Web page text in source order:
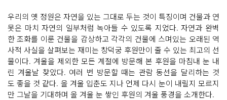
우리의 옛 정원은 자연을 있는 그대로 두는 것이 특징이며 건물과 연
못은 마치 자연의 일부처럼 녹아들 수 있도록 지었다. 자연과 완벽
한 조화를 이룬 건물을 감상하고 각각의 건물에 스며있는 오래된 역
사적 사실을 살펴보는 재미는 창덕궁 후원만이 줄 수 있는 최고의 선
물이다. 겨울을 제외한 모든 계절에 방문해 본 후원을 마침내 눈 내
린 겨울날 찾았다. 여러 번 방문할 때는 관람 동선을 달리하는 것
도 좋을 것 같다. 올 겨울 입춘도 지나 언제 다시 눈이 내릴지 모르지
만 그날을 기대하며 올 겨울 눈 쌓인 후원의 겨울 풍경을 소개한다.